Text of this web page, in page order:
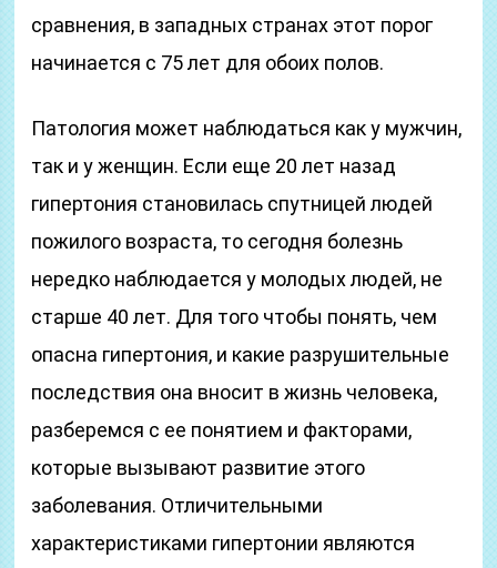
сравнения, в западных странах этот порог
начинается с 75 лет для обоих полов.
Патология может наблюдаться как у мужчин,
так и у женщин. Если еще 20 лет назад
гипертония становилась спутницей людей
пожилого возраста, то сегодня болезнь
нередко наблюдается у молодых людей, не
старше 40 лет. Для того чтобы понять, чем
опасна гипертония, и какие разрушительные
последствия она вносит в жизнь человека,
разберемся с ее понятием и факторами,
которые вызывают развитие этого
заболевания. Отличительными
характеристиками гипертонии являются